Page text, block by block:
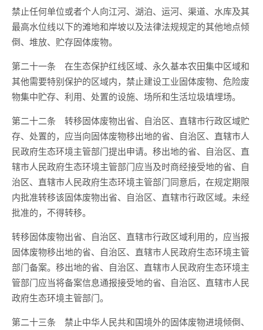
禁止任何单位或者个人向江河、湖泊、运河、渠道、水库及其
最高水位线以下的滩地和岸坡以及法律法规规定的其他地点倾
倒、堆放、贮存固体废物。
第二十一条 在生态保护红线区域、永久基本农田集中区域和
其他需要特别保护的区域内，禁止建设工业固体废物、危险废
物集中贮存、利用、处置的设施、场所和生活垃圾填埋场。
第二十二条 转移固体废物出省、自治区、直辖市行政区域贮
存、处置的，应当向固体废物移出地的省、自治区、直辖市人
民政府生态环境主管部门提出申请。移出地的省、自治区、直
辖市人民政府生态环境主管部门应当及时商经接受地的省、自
治区、直辖市人民政府生态环境主管部门同意后，在规定期限
内批准转移该固体废物出省、自治区、直辖市行政区域。未经
批准的，不得转移。
转移固体废物出省、自治区、直辖市行政区域利用的，应当报
固体废物移出地的省、自治区、直辖市人民政府生态环境主管
部门备案。移出地的省、自治区、直辖市人民政府生态环境主
管部门应当将备案信息通报接受地的省、自治区、直辖市人民
政府生态环境主管部门。
第二十三条 禁止中华人民共和国境外的固体废物进境倾倒、